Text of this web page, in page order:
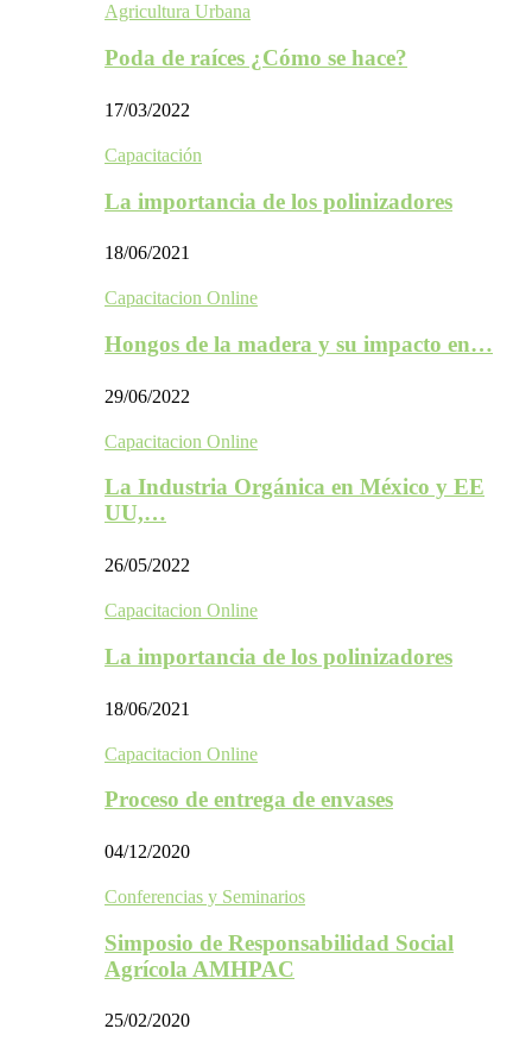
Agricultura Urbana
Poda de raíces ¿Cómo se hace?
17/03/2022
Capacitación
La importancia de los polinizadores
18/06/2021
Capacitacion Online
Hongos de la madera y su impacto en…
29/06/2022
Capacitacion Online
La Industria Orgánica en México y EE
UU,…
26/05/2022
Capacitacion Online
La importancia de los polinizadores
18/06/2021
Capacitacion Online
Proceso de entrega de envases
04/12/2020
Conferencias y Seminarios
Simposio de Responsabilidad Social
Agrícola AMHPAC
25/02/2020